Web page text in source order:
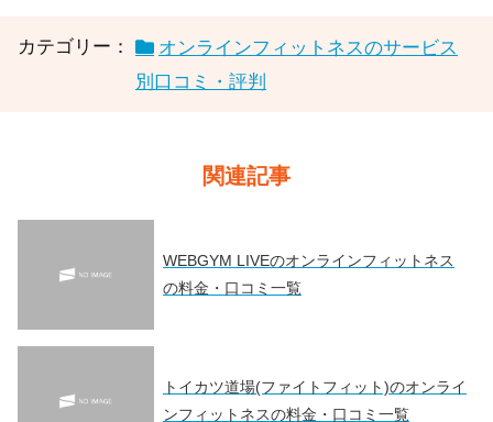
カテゴリー：
オンラインフィットネスのサービス
別口コミ・評判
関連記事
WEBGYM LIVEのオンラインフィットネス
の料金・口コミ一覧
トイカツ道場(ファイトフィット)のオンライ
ンフィットネスの料金・口コミ一覧